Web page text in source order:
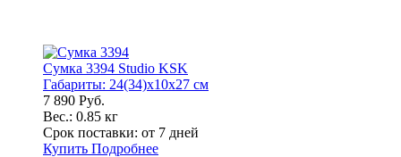
Сумка 3394 Studio KSK
Габариты: 24(34)x10x27 см
7 890 Руб.
Вес.: 0.85 кг
Срок поставки: от 7 дней
Купить Подробнее